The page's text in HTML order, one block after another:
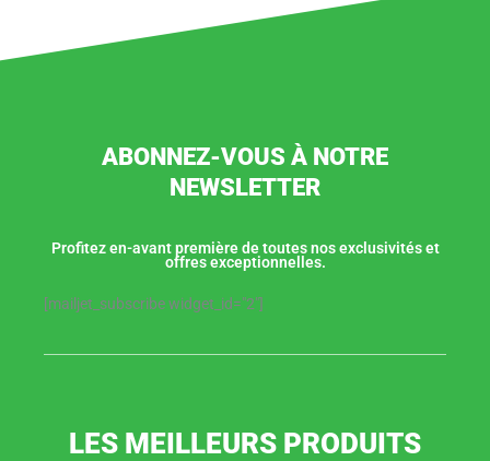
ABONNEZ-VOUS À NOTRE
NEWSLETTER
Profitez en-avant première de toutes nos exclusivités et
offres exceptionnelles.
[mailjet_subscribe widget_id="2"]
LES MEILLEURS PRODUITS